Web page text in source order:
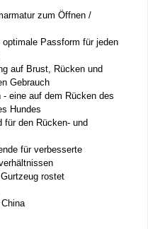
zum Öffnen /
Passform für jeden
auf Brust, Rücken und
Gebrauch
eine auf dem Rücken des
Hundes
für den Rücken- und
für verbesserte
rostet